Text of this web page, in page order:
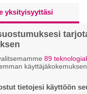
yksityisyyttäsi
89
tietojesi käyttöön